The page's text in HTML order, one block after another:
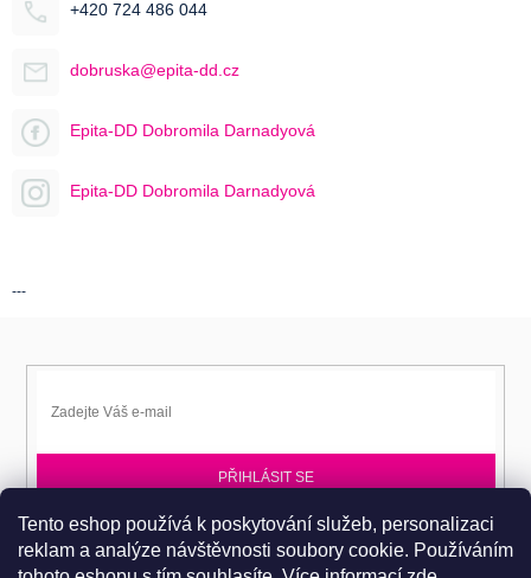
Tento eshop používá k poskytování služeb, personalizaci
reklam a analýze návštěvnosti soubory cookie. Používáním
+420 724 486 044
dobruska@epita-dd.cz
Epita-DD Dobromila Darnadyová
Epita-DD Dobromila Darnadyová
---
PŘIHLÁSIT SE
Přihlaste se k EPITA-DD a získávejte novinky jako první.